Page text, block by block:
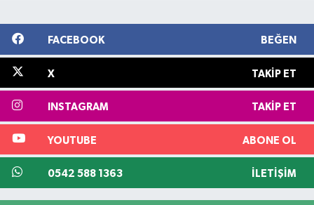
FACEBOOK BEĞEN
X TAKIP ET
INSTAGRAM TAKIP ET
YOUTUBE ABONE OL
0542 588 1363 İLETIŞIM